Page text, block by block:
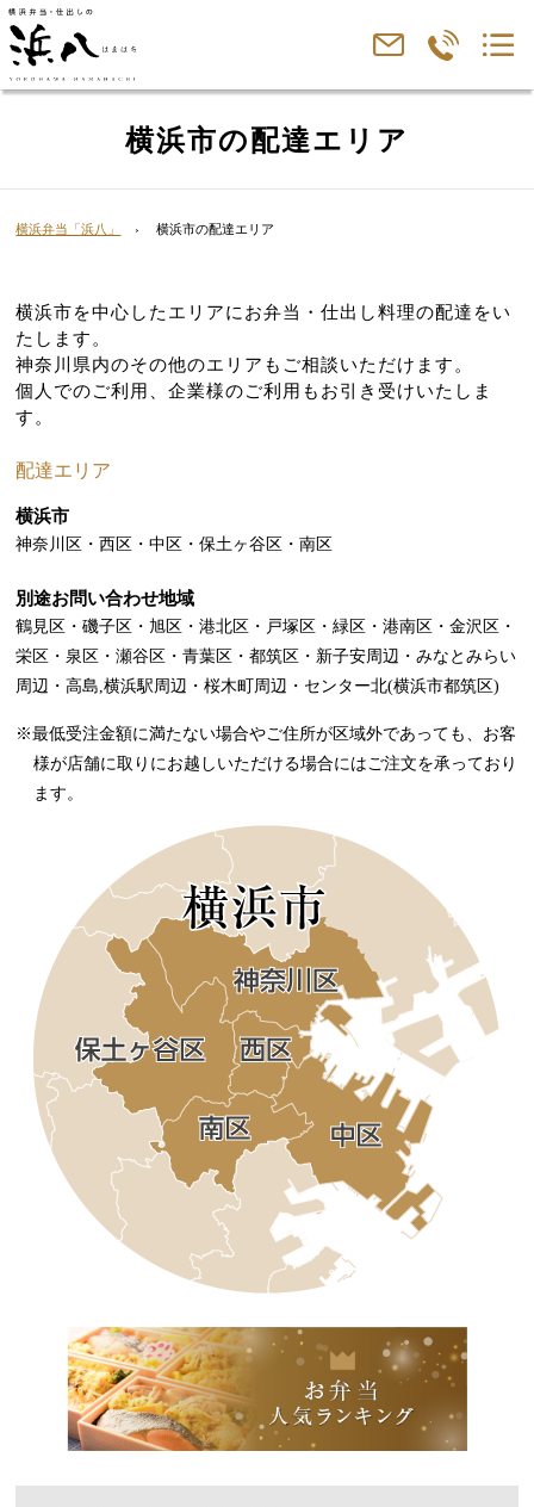
横浜市の配達エリア
横浜弁当「浜八」 横浜市の配達エリア
横浜市を中心したエリアにお弁当・仕出し料理の配達をい
たします。
神奈川県内のその他のエリアもご相談いただけます。
個人でのご利用、企業様のご利用もお引き受けいたしま
す。
配達エリア
横浜市
神奈川区・西区・中区・保土ヶ谷区・南区
別途お問い合わせ地域
鶴見区・磯子区・旭区・港北区・戸塚区・緑区・港南区・金沢区・
栄区・泉区・瀬谷区・青葉区・都筑区・新子安周辺・みなとみらい
周辺・高島,横浜駅周辺・桜木町周辺・センター北(横浜市都筑区)
※最低受注金額に満たない場合やご住所が区域外であっても、お客
様が店舗に取りにお越しいただける場合にはご注文を承っており
ます。